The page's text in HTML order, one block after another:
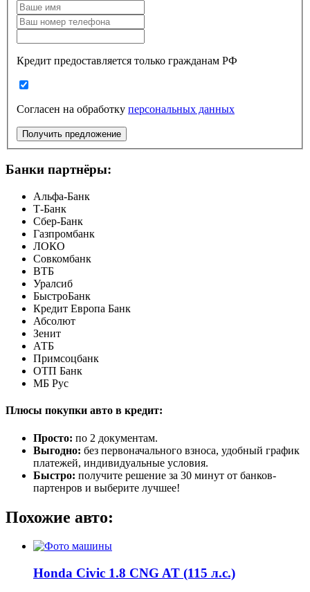
Кредит предоставляется только гражданам РФ
Согласен на обработку персональных данных
Получить предложение
Банки партнёры:
Альфа-Банк
Т-Банк
Сбер-Банк
Газпромбанк
ЛОКО
Совкомбанк
ВТБ
Уралсиб
БыстроБанк
Кредит Европа Банк
Абсолют
Зенит
АТБ
Примсоцбанк
ОТП Банк
МБ Рус
Плюсы покупки авто в кредит:
Просто: по 2 документам.
Выгодно: без первоначального взноса, удобный график
платежей, индивидуальные условия.
Быстро: получите решение за 30 минут от банков-
партенров и выберите лучшее!
Похожие авто:
Honda Civic 1.8 CNG AT (115 л.с.)